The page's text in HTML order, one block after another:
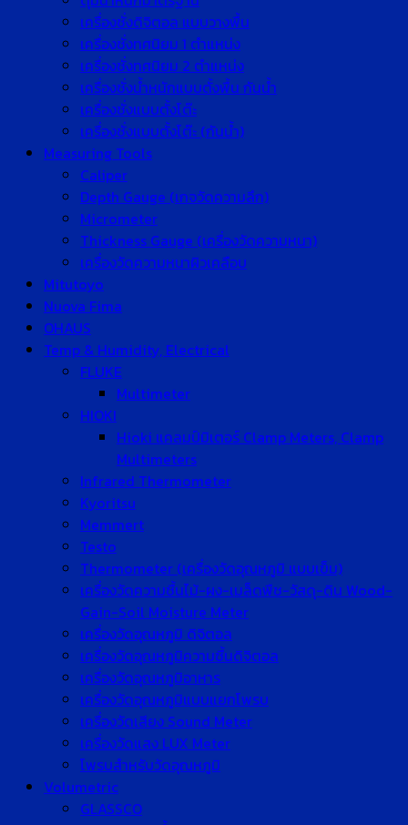
เครื่องชั่งดิจิตอล แบบวางพื้น
เครื่องชั่งทศนิยม 1 ตำแหน่ง
เครื่องชั่งทศนิยม 2 ตำแหน่ง
เครื่องชั่งน้ำหนักแบบตั้งพื้น กันน้ำ
เครื่องชั่งแบบตั้งโต๊ะ
เครื่องชั่งแบบตั้งโต๊ะ (กันน้ำ)
Measuring Tools
Caliper
Depth Gauge (เกจวัดความลึก)
Micrometer
Thickness Gauge (เครื่องวัดความหนา)
เครื่องวัดความหนาผิวเคลือบ
Mitutoyo
Nuova Fima
OHAUS
Temp & Humidity, Electrical
FLUKE
Multimeter
HIOKI
Hioki แคลมป์มิเตอร์ Clamp Meters, Clamp
Multimeters
Infrared Thermometer
Kyoritsu
Memmert
Testo
Thermometer (เครื่องวัดอุณหภูมิ แบบเข็ม)
เครื่องวัดความชื้นไม้-ผง-เมล็ดพืช-วัสดุ-ดิน Wood-
Gain-Soil Moisture Meter
เครื่องวัดอุณหภูมิ ดิจิตอล
เครื่องวัดอุณหภูมิความชื้นดิจิตอล
เครื่องวัดอุณหภูมิอาหาร
เครื่องวัดอุณหภูมิแบบแยกโพรบ
เครื่องวัดเสียง Sound Meter
เครื่องวัดแสง LUX Meter
โพรบสำหรับวัดอุณหภูมิ
Volumetric
GLASSCO